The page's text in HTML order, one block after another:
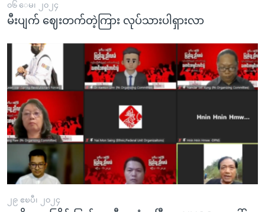
၀၆ ေမ၊ ၂၀၂၄
မီးပျက် ဈေးတက်တဲ့ကြား လုပ်သားပါရှားလာ
၂၉ ဧၿပီ၊ ၂၀၂၄